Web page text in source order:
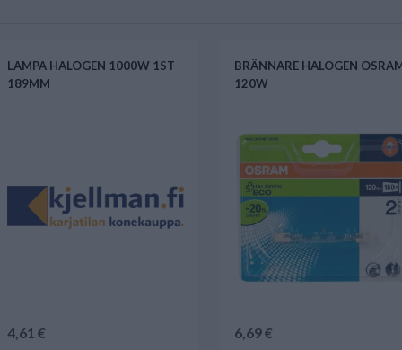
LAMPA HALOGEN 1000W 1ST
189MM
4,61 €
BRÄNNARE HALOGEN
120W
6,69 €